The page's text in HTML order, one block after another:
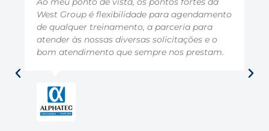
West Group é flexibilidade para agendamento
de qualquer treinamento, a parceria para
atender às nossas diversas solicitações e o
bom atendimento que sempre nos prestam.